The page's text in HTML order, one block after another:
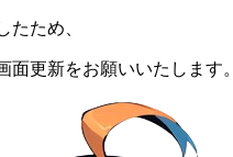
たため、
面更新をお願いいたします。